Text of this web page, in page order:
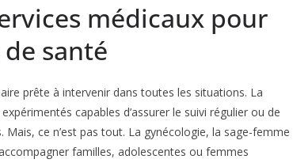
médicaux pour
santé
prête à intervenir dans toutes les situations. La
capables d’assurer le suivi régulier ou de
ce n’est pas tout. La gynécologie, la sage-femme
familles, adolescentes ou femmes